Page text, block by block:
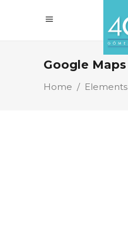
Google Maps
Home / Elements